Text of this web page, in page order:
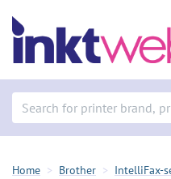
Home Brother IntelliFax-